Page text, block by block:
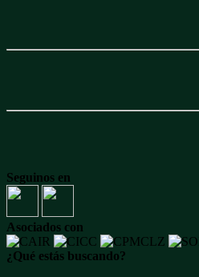
Seguinos en
Asociados con
¿Qué estás buscando?